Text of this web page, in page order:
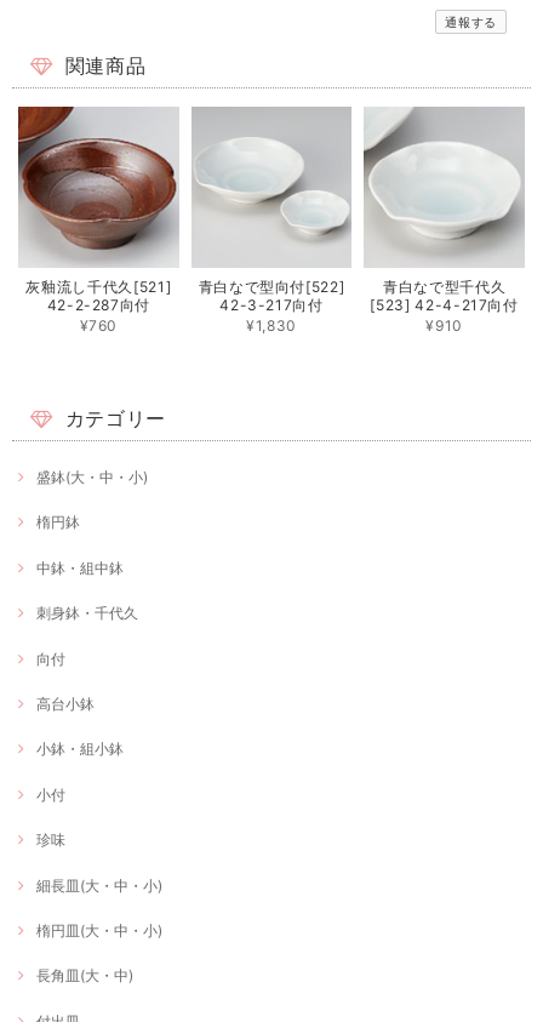
通報する
関連商品
灰釉流し千代久[521]
42-2-287向付
¥760
青白なで型向付[522]
42-3-217向付
¥1,830
青白なで型千代久
[523] 42-4-217向付
¥910
カテゴリー
盛鉢(大・中・小)
楕円鉢
中鉢・組中鉢
刺身鉢・千代久
向付
高台小鉢
小鉢・組小鉢
小付
珍味
細長皿(大・中・小)
楕円皿(大・中・小)
長角皿(大・中)